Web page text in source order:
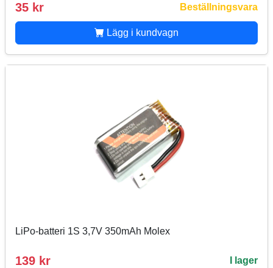
35 kr Beställningsvara
Lägg i kundvagn
LiPo-batteri 1S 3,7V 350mAh Molex
139 kr I lager